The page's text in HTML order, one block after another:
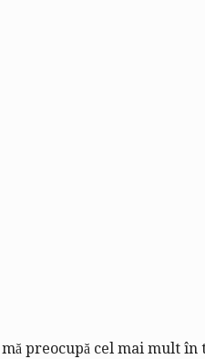
preocupă cel mai mult